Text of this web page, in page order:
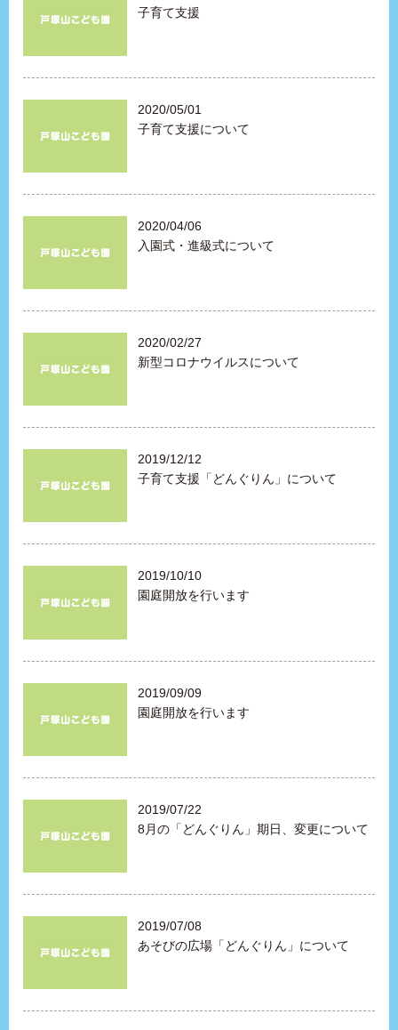
子育て支援
2020/05/01
子育て支援について
2020/04/06
入園式・進級式について
2020/02/27
新型コロナウイルスについて
2019/12/12
子育て支援「どんぐりん」について
2019/10/10
園庭開放を行います
2019/09/09
園庭開放を行います
2019/07/22
8月の「どんぐりん」期日、変更について
2019/07/08
あそびの広場「どんぐりん」について